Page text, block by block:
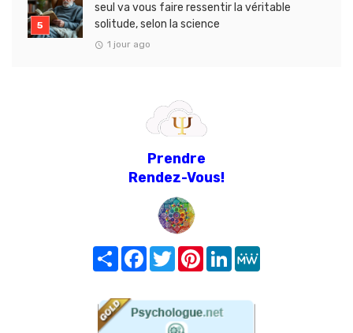
seul va vous faire ressentir la véritable
solitude, selon la science
1 jour ago
Prendre
Rendez-Vous!
Share FacebookTwitterPinterest
LinkedIn